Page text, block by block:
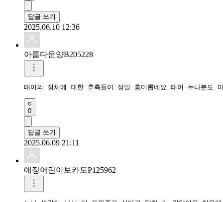
답글 쓰기
2025.06.10 12:36
아름다운양B205228
태이의 정체에 대한 추측들이 정말 흥미롭네요 태이 누나분도
0
답글 쓰기
2025.06.09 21:11
애정어린아보카도P125962